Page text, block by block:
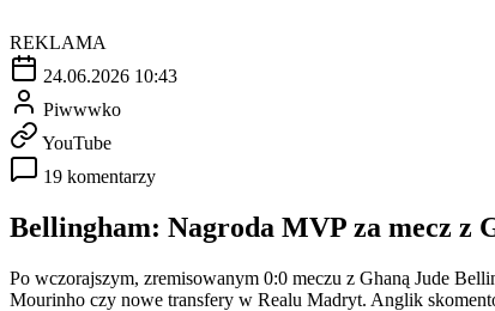
REKLAMA
24.06.2026 10:43
Piwwwko
YouTube
19 komentarzy
Bellingham: Nagroda MVP za mecz z
Po wczorajszym, zremisowanym 0:0 meczu z Ghaną Jude
Mourinho czy nowe transfery w Realu Madryt. Anglik